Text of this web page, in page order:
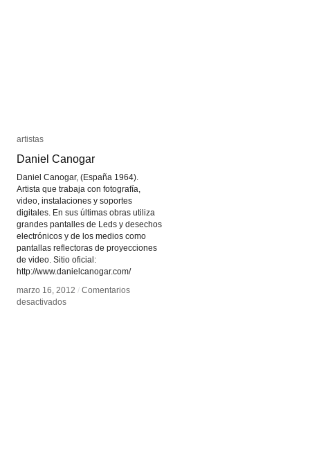
artistas
Daniel Canogar
Daniel Canogar, (España 1964).
Artista que trabaja con fotografía,
video, instalaciones y soportes
digitales. En sus últimas obras utiliza
grandes pantalles de Leds y desechos
electrónicos y de los medios como
pantallas reflectoras de proyecciones
de video. Sitio oficial:
http://www.danielcanogar.com/
marzo 16, 2012 / Comentarios
desactivadosen
artistas
Daniel Canogar
marzo 16, 2012 / Comentarios
desactivadosen